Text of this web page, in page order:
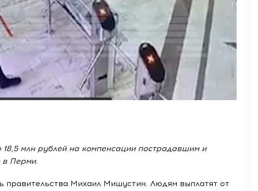
18,5 млн рублей на компенсации пострадавшим и
в Перми.
правительства Михаил Мишустин. Людям выплатят от